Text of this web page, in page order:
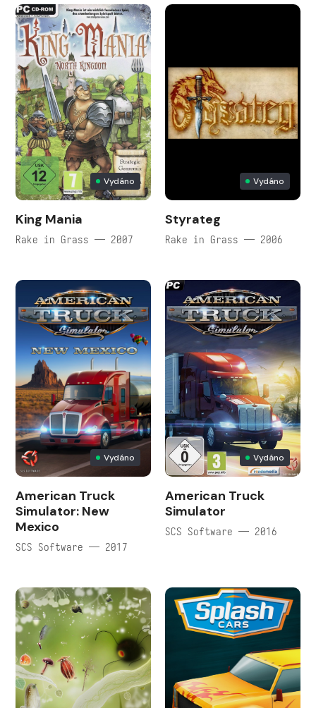
Vydáno
King Mania
Rake in Grass — 2007
Vydáno
Styrateg
Rake in Grass — 2006
Vydáno
American Truck
Simulator: New
Mexico
SCS Software — 2017
Vydáno
American Truck
Simulator
SCS Software — 2016